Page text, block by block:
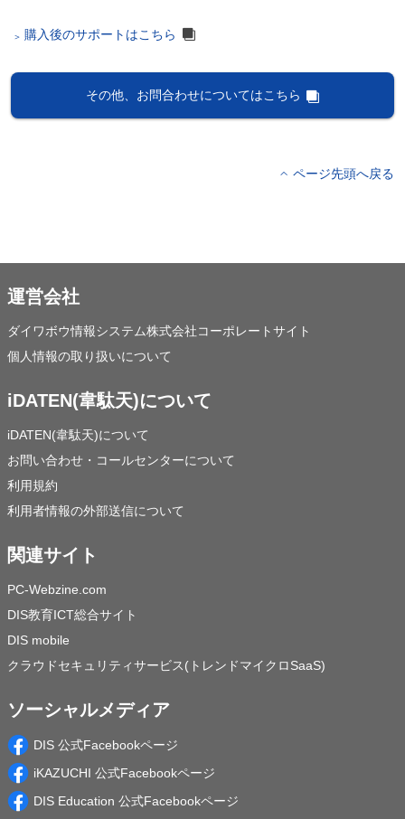
購入後のサポートはこちら
その他、お問合わせについてはこちら
ページ先頭へ戻る
運営会社
ダイワボウ情報システム株式会社コーポレートサイト
個人情報の取り扱いについて
iDATEN(韋駄天)について
iDATEN(韋駄天)について
お問い合わせ・コールセンターについて
利用規約
利用者情報の外部送信について
関連サイト
PC-Webzine.com
DIS教育ICT総合サイト
DIS mobile
クラウドセキュリティサービス(トレンドマイクロSaaS)
ソーシャルメディア
DIS 公式Facebookページ
iKAZUCHI 公式Facebookページ
DIS Education 公式Facebookページ